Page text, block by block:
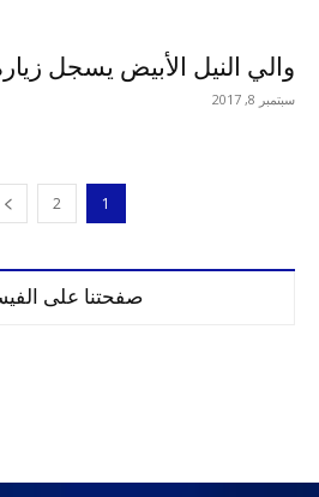
والي النيل الأبيض يسجل
سبتمبر 8, 2017
1
2
صفحتنا على